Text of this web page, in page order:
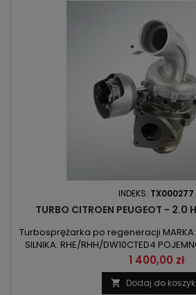
INDEKS: TX000277
TURBO CITROEN PEUGEOT - 2.0
Turbosprężarka po regeneracji
SILNIKA: RHE/RHH/DW10CTED4
MOC: 110kW/150KM / 120kW/163KM
UWAGA: Turbo
Cena
1 400,00 zł
 Dodaj do